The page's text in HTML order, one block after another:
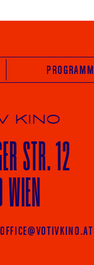
PROGRAMM
KINO
STR. 12
OFFICE@VOTIVKINO.AT